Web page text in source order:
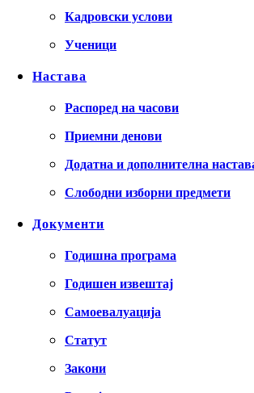
Кадровски услови
Ученици
Настава
Распоред на часови
Приемни денови
Додатна и дополнителна
Слободни изборни предмети
Документи
Годишна програма
Годишен извештај
Самоевалуација
Статут
Закони